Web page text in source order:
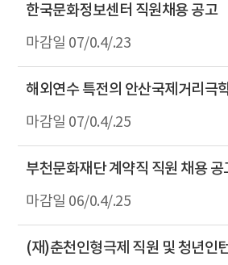
한국문화정보센터 직원채용 공고
07/0.4/.23
해외연수 특전의 안산국제거리극
07/0.4/.25
부천문화재단 계약직 직원 채용 공
06/0.4/.25
(재)춘천인형극제 직원 및 청년인